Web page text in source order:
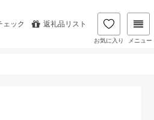
ェック 返礼品リスト
お気に入り メニュー